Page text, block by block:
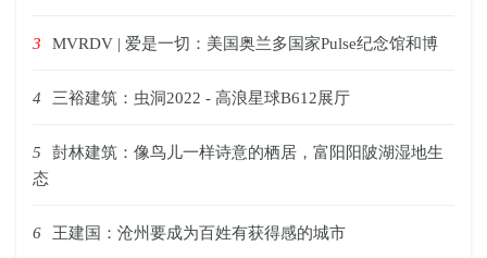
3 MVRDV | 爱是一切：美国奥兰多国家Pulse纪念馆和博
4 三裕建筑：虫洞2022 - 高浪星球B612展厅
5
尌林建筑：像鸟儿一样诗意的栖居，富阳阳陂湖湿地生
态
6 王建国：沧州要成为百姓有获得感的城市